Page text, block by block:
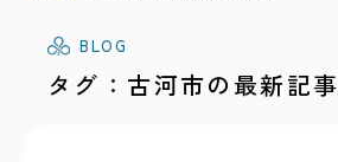
BLOG
タグ：古河市の最新記事